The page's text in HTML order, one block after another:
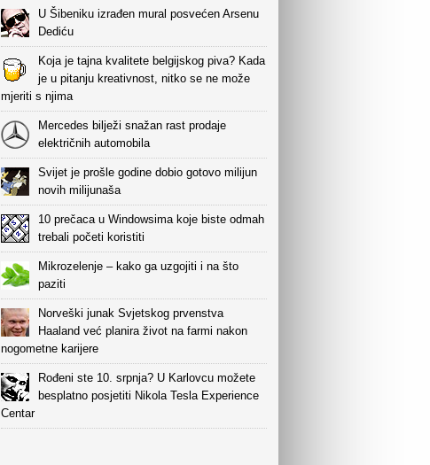
U Šibeniku izrađen mural posvećen Arsenu
Dediću
Koja je tajna kvalitete belgijskog piva? Kada
je u pitanju kreativnost, nitko se ne može
mjeriti s njima
Mercedes bilježi snažan rast prodaje
električnih automobila
Svijet je prošle godine dobio gotovo milijun
novih milijunaša
10 prečaca u Windowsima koje biste odmah
trebali početi koristiti
Mikrozelenje – kako ga uzgojiti i na što
paziti
Norveški junak Svjetskog prvenstva
Haaland već planira život na farmi nakon
nogometne karijere
Rođeni ste 10. srpnja? U Karlovcu možete
besplatno posjetiti Nikola Tesla Experience
Centar